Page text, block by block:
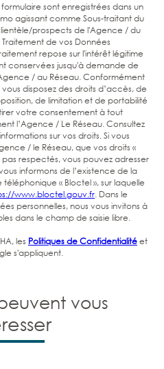
sont enregistrées dans un
agissant comme Sous-traitant du
prospects de l'Agence / du
de vos Données
repose sur l'intérêt légitime
conservées jusqu'à demande de
/ au Réseau. Conformément
disposez des droits d’accès, de
de limitation et de portabilité
votre consentement à tout
l’Agence / Le Réseau. Consultez
sur vos droits. Si vous
/ le Réseau, que vos droits «
respectés, vous pouvez adresser
informons de l’existence de la
« Bloctel », sur laquelle
www.bloctel.gouv.fr. Dans le
personnelles, nous vous invitons à
dans le champ de saisie libre.
les Politiques de Confidentialitéet
s'appliquent.
peuvent vous